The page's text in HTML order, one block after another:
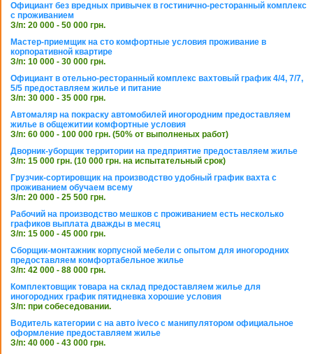
Официант без вредных привычек в гостинично-ресторанный комплекс
с проживанием
З/п: 20 000 - 50 000 грн.
Мастер-приемщик на сто комфортные условия проживание в
корпоративной квартире
З/п: 10 000 - 30 000 грн.
Официант в отельно-ресторанный комплекс вахтовый график 4/4, 7/7,
5/5 предоставляем жилье и питание
З/п: 30 000 - 35 000 грн.
Автомаляр на покраску автомобилей иногородним предоставляем
жилье в общежитии комфортные условия
З/п: 60 000 - 100 000 грн. (50% от выполненых работ)
Дворник-уборщик территории на предприятие предоставляем жилье
З/п: 15 000 грн. (10 000 грн. на испытательный срок)
Грузчик-сортировщик на производство удобный график вахта с
проживанием обучаем всему
З/п: 20 000 - 25 500 грн.
Рабочий на производство мешков с проживанием есть несколько
графиков выплата дважды в месяц
З/п: 15 000 - 45 000 грн.
Сборщик-монтажник корпусной мебели с опытом для иногородних
предоставляем комфортабельное жилье
З/п: 42 000 - 88 000 грн.
Комплектовщик товара на склад предоставляем жилье для
иногородних график пятидневка хорошие условия
З/п: при собеседовании.
Водитель категории с на авто iveco с манипулятором официальное
оформление предоставляем жилье
З/п: 40 000 - 43 000 грн.